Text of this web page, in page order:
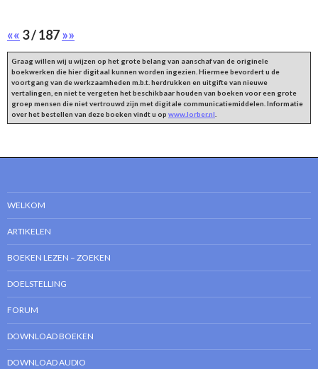
«« 3 / 187»»
Graag willen wij u wijzen op het grote belang van aanschaf van de originele
boekwerken die hier digitaal kunnen worden ingezien. Hiermee bevordert u de
voortgang van de werkzaamheden m.b.t. herdrukken en uitgifte van nieuwe
vertalingen, en niet te vergeten het beschikbaar houden van boeken voor een grote
groep mensen die niet vertrouwd zijn met digitale communicatiemiddelen. Informatie
over het bestellen van deze boeken vindt u op www.lorber.nl
WELKOM
ARTIKELEN
BOEKEN LEZEN – ZOEKEN
DOELSTELLING
FORUM
DOWNLOAD BOEKEN
DOWNLOAD AUDIO